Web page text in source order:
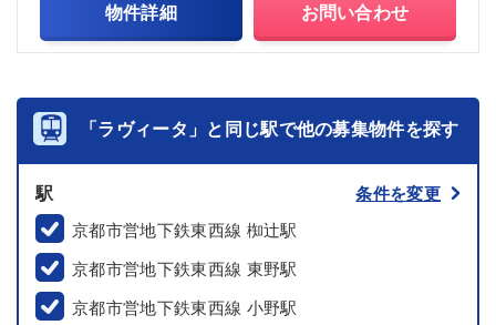
物件詳細 お問い合わせ
「ラヴィータ」と同じ駅で他の募集物件を探す
駅
条件を変更
京都市営地下鉄東西線 椥辻駅
京都市営地下鉄東西線 東野駅
京都市営地下鉄東西線 小野駅